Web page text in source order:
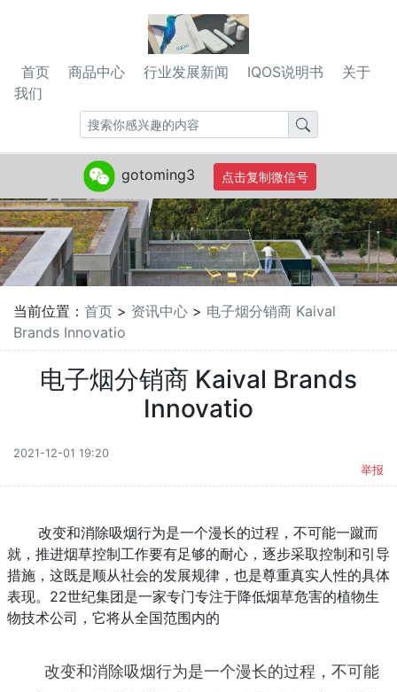
首页 商品中心 行业发展新闻 IQOS说明书
关于
我们
当前位置： 首页 > 资讯中心 > 电子烟分销商 Kaival
Brands Innovatio
电子烟分销商 Kaival Brands
Innovatio
2021-12-01 19:20
举报
改变和消除吸烟行为是一个漫长的过程，不可能一蹴而
就，推进烟草控制工作要有足够的耐心，逐步采取控制和引导
措施，这既是顺从社会的发展规律，也是尊重真实人性的具体
表现。22世纪集团是一家专门专注于降低烟草危害的植物生
物技术公司，它将从全国范围内的
改变和消除吸烟行为是一个漫长的过程，不可能
gotoming3 点击复制微信号